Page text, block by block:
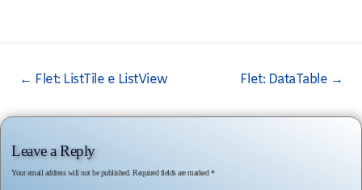
Post
← Flet: ListTile e ListView Flet: DataTable →
Leave a Reply
Your email address will not be published. Required fields are marked*